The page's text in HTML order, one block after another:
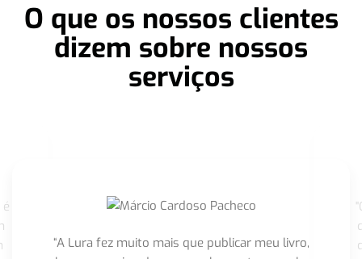
O que os nossos clientes
dizem sobre nossos
serviços
“A Lura fez muito mais que publicar meu livro,